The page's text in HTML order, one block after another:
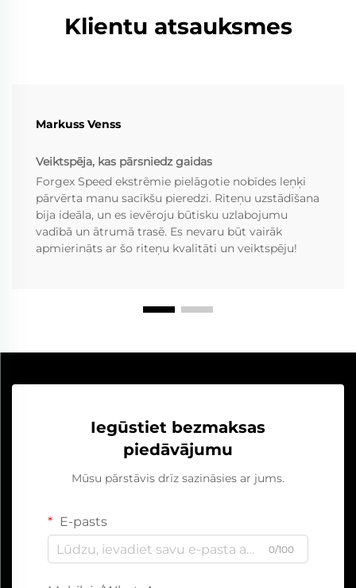
Klientu atsauksmes
Markuss Venss
Veiktspēja, kas pārsniedz gaidas
Forgex Speed ekstrēmie pielāgotie nobīdes leņķi
pārvērta manu sacīkšu pieredzi. Riteņu uzstādīšana
bija ideāla, un es ievēroju būtisku uzlabojumu
vadībā un ātrumā trasē. Es nevaru būt vairāk
apmierināts ar šo riteņu kvalitāti un veiktspēju!
Iegūstiet bezmaksas
piedāvājumu
Mūsu pārstāvis drīz sazināsies ar jums.
E-pasts
0/100